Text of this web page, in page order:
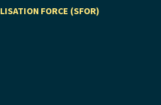
FORCE (SFOR)